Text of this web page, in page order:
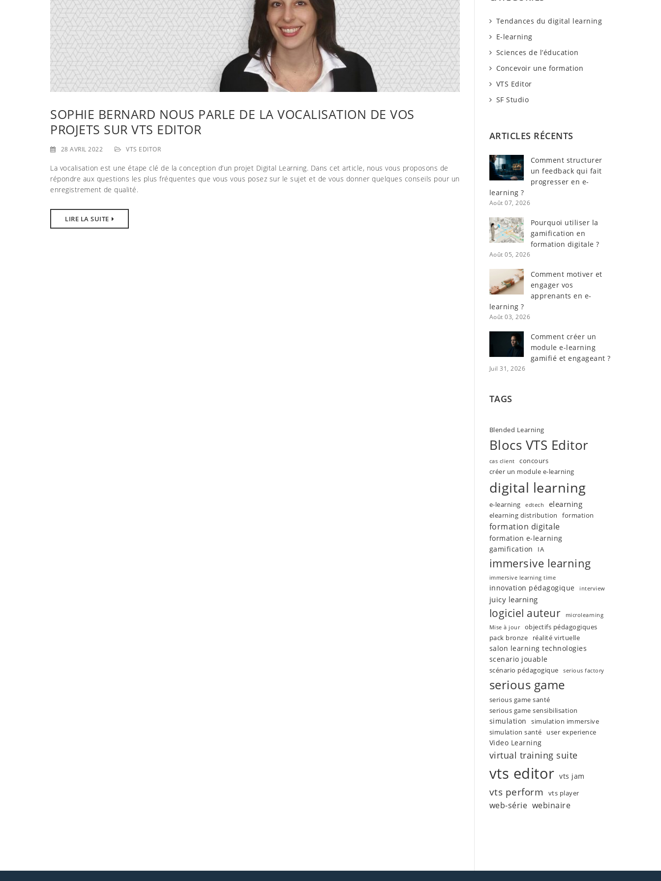
SOPHIE BERNARD NOUS PARLE DE LA VOCALISATION DE VOS
PROJETS SUR VTS EDITOR
28 AVRIL 2022 VTS EDITOR
La vocalisation est une étape clé de la conception d’un projet Digital Learning. Dans cet article, nous vous proposons de
répondre aux questions les plus fréquentes que vous vous posez sur le sujet et de vous donner quelques conseils pour un
enregistrement de qualité.
LIRE LA SUITE
c Tendances du digital learning
E-learning
Sciences de l’éducation
Concevoir une formation
VTS Editor
SF Studio
ARTICLES RÉCENTS
Comment structurer
un feedback qui fait
progresser en e-
learning ?
Août 07, 2026
Pourquoi utiliser la
gamification en
formation digitale ?
Août 05, 2026
Comment motiver et
engager vos
apprenants en e-
learning ?
Août 03, 2026
Comment créer un
module e-learning
gamifié et engageant ?
Juil 31, 2026
TAGS
Blended Learning
Blocs VTS Editor
cas client
concours
créer un module e-learning
digital learning
e-learning edtech elearning
elearning distribution formation
formation digitale
formation e-learning
gamification
IA
immersive learning
immersive learning time
innovation pédagogique interview
juicy learning
logiciel auteur
microlearning
Mise à jour
objectifs pédagogiques
pack bronze
réalité virtuelle
salon learning technologies
scenario jouable
scénario pédagogique serious factory
serious game
serious game santé
serious game sensibilisation
simulation
simulation immersive
simulation santé
user experience
Video Learning
virtual training suite
vts editor vts jam
vts perform vts player
web-série webinaire